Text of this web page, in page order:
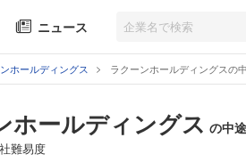
ニュース
ホールディングス ラクーンホールディングスの
ホールディングス の中
難易度